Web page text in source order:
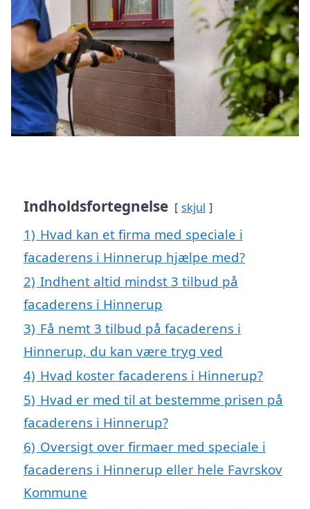
Indholdsfortegnelse skjul
1) Hvad kan et firma med speciale i
facaderens i Hinnerup hjælpe med?
2) Indhent altid mindst 3 tilbud på
facaderens i Hinnerup
3) Få nemt 3 tilbud på facaderens i
Hinnerup, du kan være tryg ved
4) Hvad koster facaderens i Hinnerup?
5) Hvad er med til at bestemme prisen på
facaderens i Hinnerup?
6) Oversigt over firmaer med speciale i
facaderens i Hinnerup eller hele Favrskov
Kommune